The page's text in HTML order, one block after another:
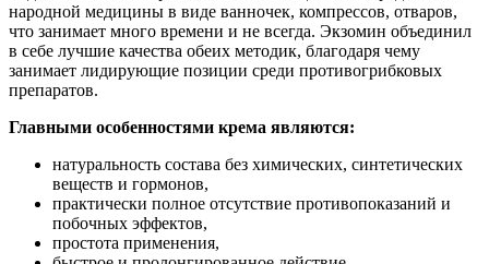
народной медицины в виде ванночек, компрессов, отваров,
что занимает много времени и не всегда. Экзомин объединил
в себе лучшие качества обеих методик, благодаря чему
занимает лидирующие позиции среди противогрибковых
препаратов.
Главными особенностями крема являются:
натуральность состава без химических, синтетических
веществ и гормонов,
практически полное отсутствие противопоказаний и
побочных эффектов,
простота применения,